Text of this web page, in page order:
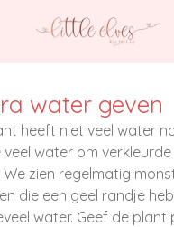
water geven
heeft niet veel water
water om
zien regelmatig
die een geel randje
water. Geef de plant